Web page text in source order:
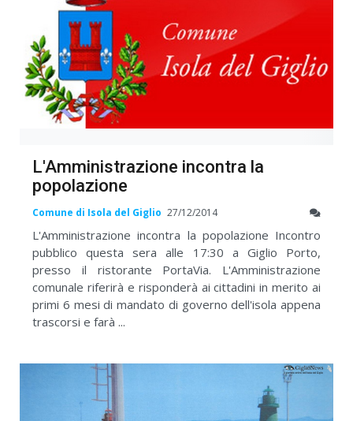
L'Amministrazione incontra la
popolazione
Comune di Isola del Giglio 27/12/2014
L'Amministrazione incontra la popolazione Incontro
pubblico questa sera alle 17:30 a Giglio Porto,
presso il ristorante PortaVia. L'Amministrazione
comunale riferirà e risponderà ai cittadini in merito ai
primi 6 mesi di mandato di governo dell'isola appena
trascorsi e farà ...